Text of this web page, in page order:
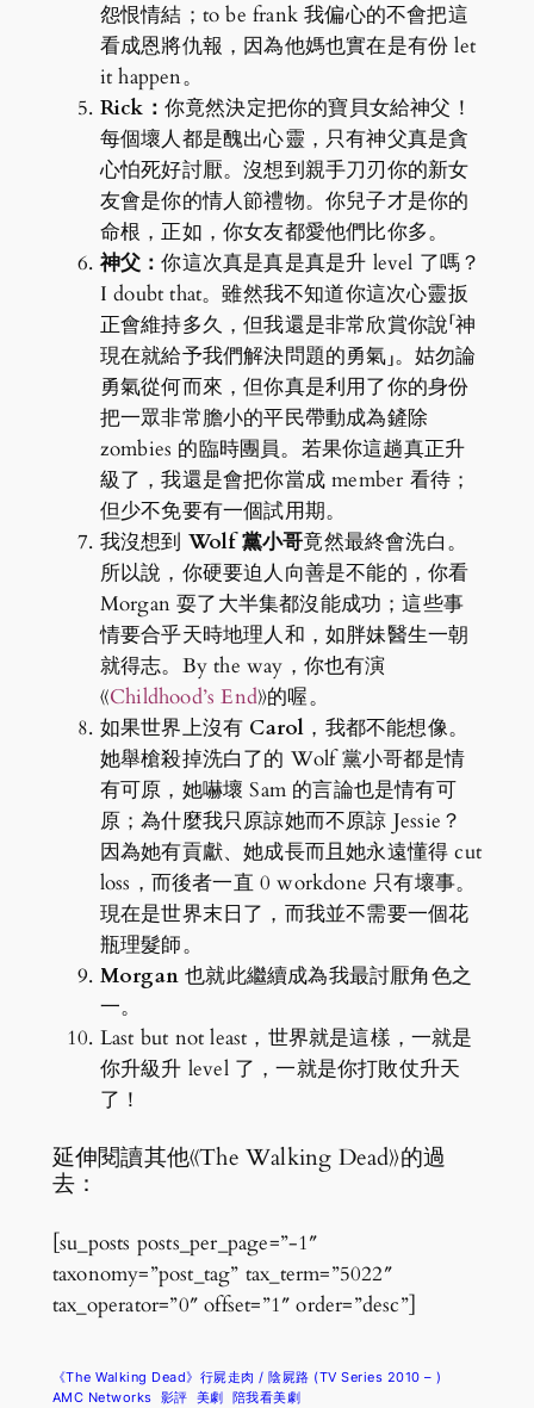
怨恨情結；to be frank 我偏心的不會把這
看成恩將仇報，因為他媽也實在是有份 let
it happen。
Rick： 你竟然決定把你的寶貝女給神父！
每個壞人都是醜出心靈，只有神父真是貪
心怕死好討厭。沒想到親手刀刃你的新女
友會是你的情人節禮物。你兒子才是你的
命根，正如，你女友都愛他們比你多。
神父：你這次真是真是真是升 level 了嗎？
I doubt that。雖然我不知道你這次心靈扳
正會維持多久，但我還是非常欣賞你說「神
現在就給予我們解決問題的勇氣」。姑勿論
勇氣從何而來，但你真是利用了你的身份
把一眾非常膽小的平民帶動成為鏟除
zombies 的臨時團員。若果你這趟真正升
級了，我還是會把你當成 member 看待；
但少不免要有一個試用期。
我沒想到 Wolf 黨小哥竟然最終會洗白。
所以說，你硬要迫人向善是不能的，你看
Morgan 耍了大半集都沒能成功；這些事
情要合乎天時地理人和，如胖妹醫生一朝
就得志。By the way，你也有演
《Childhood’s End》的喔。
如果世界上沒有 Carol ，我都不能想像。
她舉槍殺掉洗白了的 Wolf 黨小哥都是情
有可原，她嚇壞 Sam 的言論也是情有可
原；為什麼我只原諒她而不原諒 Jessie？
因為她有貢獻、她成長而且她永遠懂得 cut
loss，而後者一直 0 workdone 只有壞事。
現在是世界末日了，而我並不需要一個花
瓶理髮師。
Morgan 也就此繼續成為我最討厭角色之
一。
Last but not least，世界就是這樣，一就是
你升級升 level 了，一就是你打敗仗升天
了！
延伸閱讀其他《The Walking Dead》的過
去：
[su_posts posts_per_page=”-1″
taxonomy=”post_tag” tax_term=”5022″
tax_operator=”0″ offset=”1″ order=”desc”]
《The Walking Dead》行屍走肉 / 陰屍路 (TV Series 2010 – )
AMC Networks 影評 美劇 陪我看美劇